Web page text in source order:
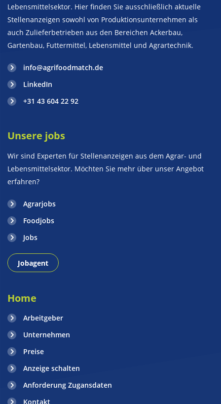
Lebensmittelsektor. Hier finden Sie ausschließlich aktuelle
Stellenanzeigen sowohl von Produktionsunternehmen als
auch Zulieferbetrieben aus den Bereichen Ackerbau,
Gartenbau, Futtermittel, Lebensmittel und Agrartechnik.
info@agrifoodmatch.de
LinkedIn
+31 43 604 22 92
Unsere jobs
Wir sind Experten für Stellenanzeigen aus dem Agrar- und
Lebensmittelsektor. Möchten Sie mehr über unser Angebot
erfahren?
Agrarjobs
Foodjobs
Jobs
Jobagent
Home
Arbeitgeber
Unternehmen
Preise
Anzeige schalten
Anforderung Zugansdaten
Kontakt